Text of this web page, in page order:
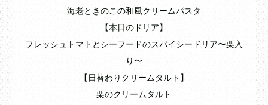
海老ときのこの和風クリームパスタ
【本日のドリア】
フレッシュトマトとシーフードのスパイシードリア〜栗入
り〜
【日替わりクリームタルト】
栗のクリームタルト